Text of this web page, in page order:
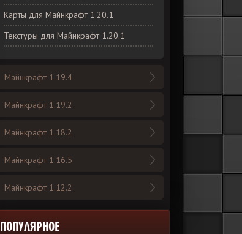
Карты для Майнкрафт 1.20.1
Текстуры для Майнкрафт 1.20.1
Майнкрафт 1.19.4
Майнкрафт 1.19.2
Майнкрафт 1.18.2
Майнкрафт 1.16.5
Майнкрафт 1.12.2
ПОПУЛЯРНОЕ